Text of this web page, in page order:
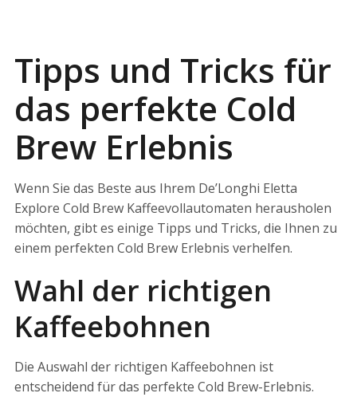
Tipps und Tricks für
das perfekte Cold
Brew Erlebnis
Wenn Sie das Beste aus Ihrem De’Longhi Eletta
Explore Cold Brew Kaffeevollautomaten herausholen
möchten, gibt es einige Tipps und Tricks, die Ihnen zu
einem perfekten Cold Brew Erlebnis verhelfen.
Wahl der richtigen
Kaffeebohnen
Die Auswahl der richtigen Kaffeebohnen ist
entscheidend für das perfekte Cold Brew-Erlebnis.